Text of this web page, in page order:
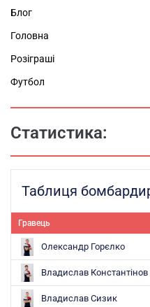
Блог
Головна
Розіграші
Футбол
Статистика:
Таблиця
Гравець
Олександр Горєлко
Владислав Константінов
Владислав Сизик